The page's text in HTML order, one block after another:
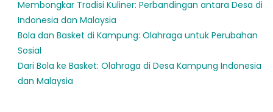
Membongkar Tradisi Kuliner: Perbandingan antara Desa di
Indonesia dan Malaysia
Bola dan Basket di Kampung: Olahraga untuk Perubahan
Sosial
Dari Bola ke Basket: Olahraga di Desa Kampung Indonesia
dan Malaysia